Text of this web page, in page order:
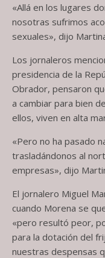
«Allá en los lugares
nosotras sufrimos
sexuales», dijo
Los jornaleros
presidencia de la
Obrador, pensaron
a cambiar para bien
ellos, viven en alta
«Pero no ha pasado
trasladándonos al
empresas», dijo
El jornalero Miguel
cuando Morena se
«pero resultó peor,
para la dotación del
nuestras despensas